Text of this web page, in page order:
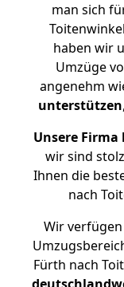
man sich
haben wir
Umzüge
angenehm
unterstützen
Unsere
wir sind
Ihnen die
nach
Wir
Fürth nach